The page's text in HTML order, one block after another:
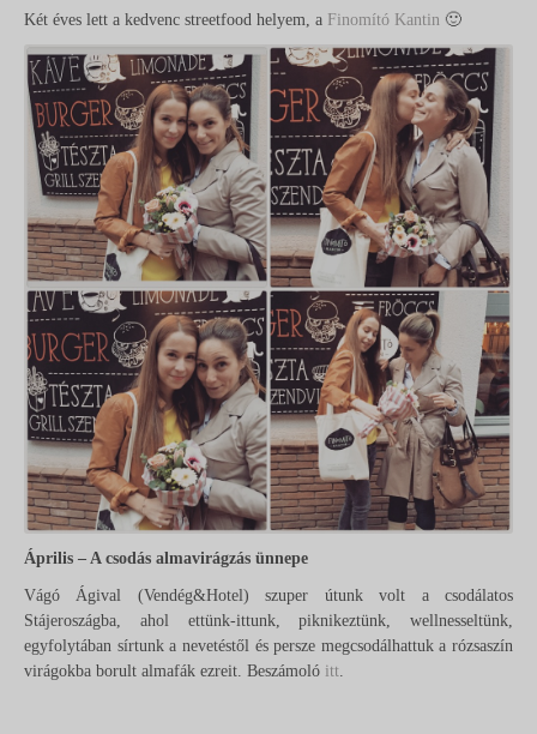
Két éves lett a kedvenc streetfood helyem, a Finomító Kantin 🙂
Április – A csodás almavirágzás ünnepe
Vágó Ágival (Vendég&Hotel) szuper útunk volt a csodálatos
Stájeroszágba, ahol ettünk-ittunk, piknikeztünk, wellnesseltünk,
egyfolytában sírtunk a nevetéstől és persze megcsodálhattuk a rózsaszín
virágokba borult almafák ezreit. Beszámoló itt.